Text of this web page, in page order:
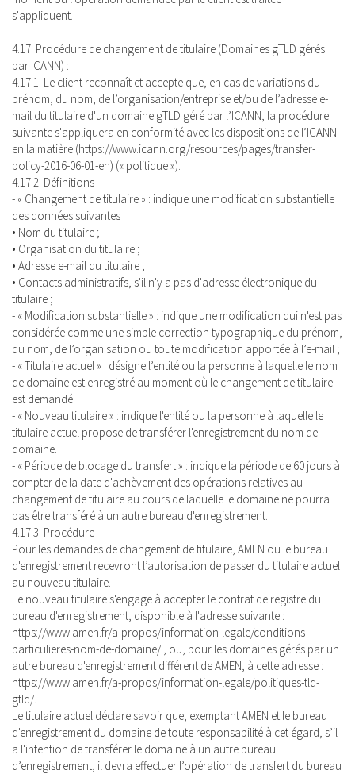
s'appliquent.
4.17. Procédure de changement de titulaire (Domaines gTLD gérés
par ICANN) :
4.17.1. Le client reconnaît et accepte que, en cas de variations du
prénom, du nom, de l’organisation/entreprise et/ou de l’adresse e-
mail du titulaire d'un domaine gTLD géré par l’ICANN, la procédure
suivante s'appliquera en conformité avec les dispositions de l’ICANN
en la matière (https://www.icann.org/resources/pages/transfer-
policy-2016-06-01-en) (« politique »).
4.17.2. Définitions
- « Changement de titulaire » : indique une modification substantielle
des données suivantes :
• Nom du titulaire ;
• Organisation du titulaire ;
• Adresse e-mail du titulaire ;
• Contacts administratifs, s'il n'y a pas d'adresse électronique du
titulaire ;
- « Modification substantielle » : indique une modification qui n'est pas
considérée comme une simple correction typographique du prénom,
du nom, de l’organisation ou toute modification apportée à l’e-mail ;
- « Titulaire actuel » : désigne l’entité ou la personne à laquelle le nom
de domaine est enregistré au moment où le changement de titulaire
est demandé.
- « Nouveau titulaire » : indique l'entité ou la personne à laquelle le
titulaire actuel propose de transférer l'enregistrement du nom de
domaine.
- « Période de blocage du transfert » : indique la période de 60 jours à
compter de la date d'achèvement des opérations relatives au
changement de titulaire au cours de laquelle le domaine ne pourra
pas être transféré à un autre bureau d'enregistrement.
4.17.3. Procédure
Pour les demandes de changement de titulaire, AMEN ou le bureau
d'enregistrement recevront l’autorisation de passer du titulaire actuel
au nouveau titulaire.
Le nouveau titulaire s'engage à accepter le contrat de registre du
bureau d'enregistrement, disponible à l'adresse suivante :
https://www.amen.fr/a-propos/information-legale/conditions-
particulieres-nom-de-domaine/ , ou, pour les domaines gérés par un
autre bureau d'enregistrement différent de AMEN, à cette adresse :
https://www.amen.fr/a-propos/information-legale/politiques-tld-
gtld/.
Le titulaire actuel déclare savoir que, exemptant AMEN et le bureau
d'enregistrement du domaine de toute responsabilité à cet égard, s’il
a l'intention de transférer le domaine à un autre bureau
d’enregistrement, il devra effectuer l’opération de transfert du bureau